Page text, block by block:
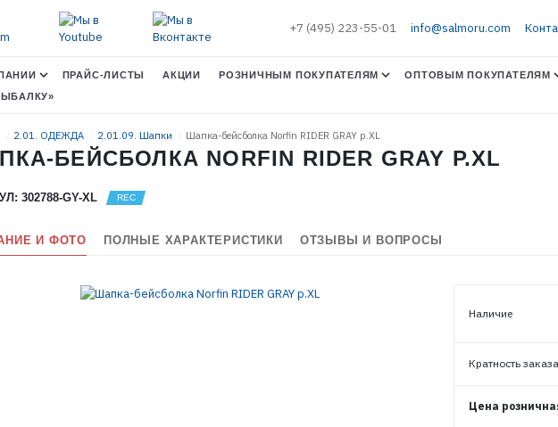
ЭЛЕКТРОННАЯ ПОЧТА (ЛОГИН)
+7 (495) 223-55-01 info@salmoru.com
ПРАЙС-ЛИСТЫ АКЦИИ РОЗНИЧНЫМ ПОКУПАТЕЛЯМ ОПТОВЫМ ПОКУПАТЕЛЯМ
2.01. ОДЕЖДА 2.01.09. Шапки Шапка-бейсболка Norfin RIDER GRAY р.XL
БЕЙСБОЛКА NORFIN RIDER GRAY Р.XL
302788-GY-XL
И ФОТО ПОЛНЫЕ ХАРАКТЕРИСТИКИ ОТЗЫВЫ И ВОПРОСЫ
Наличие
Кратность заказа
Цена